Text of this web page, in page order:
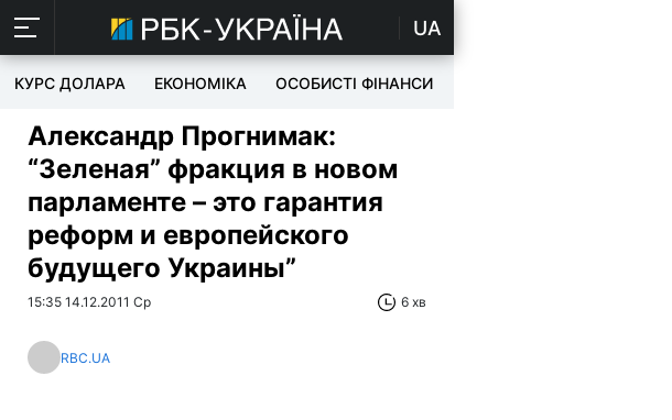
UA
КУРС ДОЛАРА ЕКОНОМІКА ОСОБИСТІ ФІНАНСИ
Александр Прогнимак:
“Зеленая” фракция в новом
парламенте – это гарантия
реформ и европейского
будущего Украины”
15:35 14.12.2011 Ср 6 хв
RBC.UA